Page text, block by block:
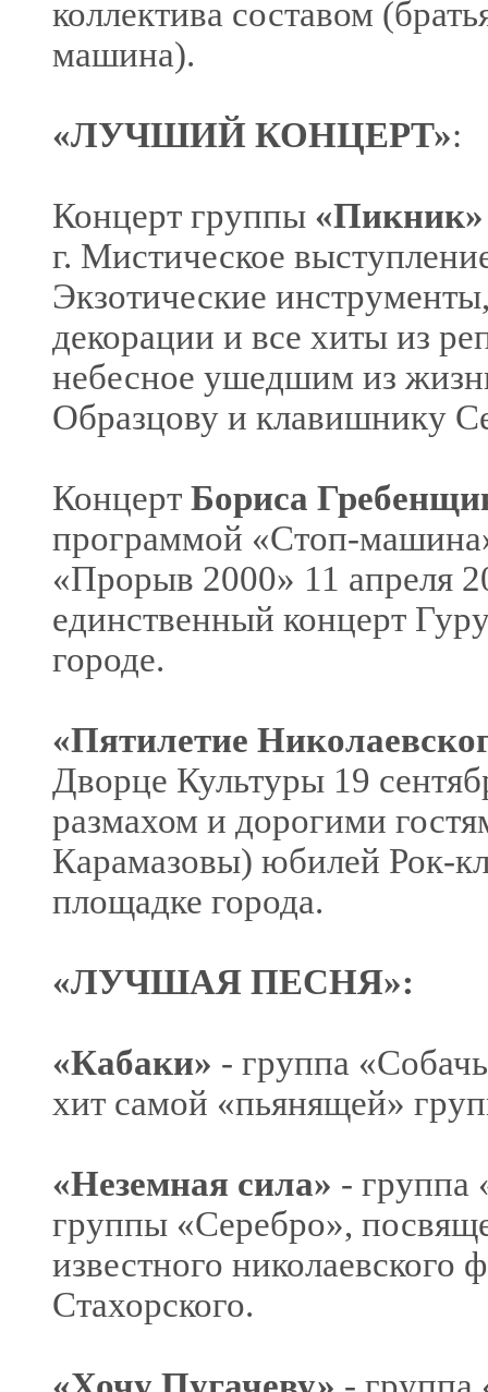
коллектива составом
машина).
«ЛУЧШИЙ КОНЦЕРТ»:
Концерт группы «Пикник»
г. Мистическое
Экзотические
декорации и все хиты из
небесное ушедшим из
Образцову и клавишнику
Концерт Бориса
программой «Стоп-
«Прорыв 2000» 11 апреля
единственный концерт
городе.
«Пятилетие
Дворце Культуры 19
размахом и дорогими
Карамазовы) юбилей Рок-
площадке города.
«ЛУЧШАЯ ПЕСНЯ»:
«Кабаки» - группа
хит самой «пьянящей»
«Неземная сила» - группа
группы «Серебро»,
известного николаевского
Стахорского.